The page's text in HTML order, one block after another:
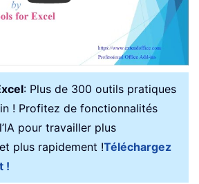
: Plus de 300 outils pratiques
! Profitez de fonctionnalités
pour travailler plus
plus rapidement !Téléchargez
!